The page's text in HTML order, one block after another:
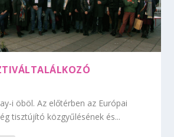
i öböl. Az előtérben az Európai
tisztújító közgyűlésének és...